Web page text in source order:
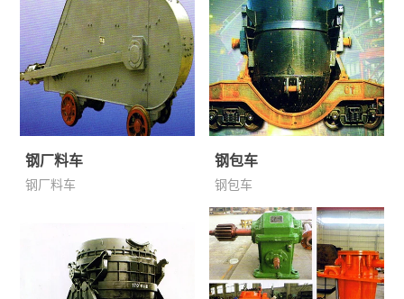
钢厂料车
钢厂料车
钢包车
钢包车